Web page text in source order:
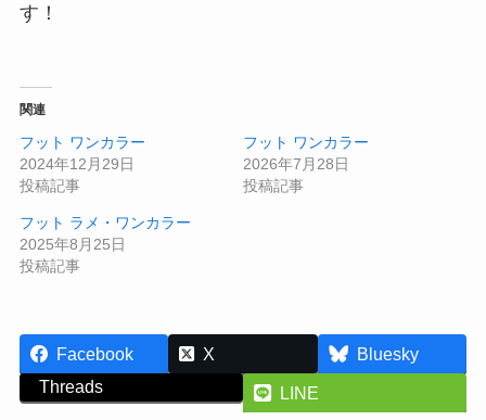
す！
関連
フット ワンカラー
2024年12月29日
投稿記事
フット ワンカラー
2026年7月28日
投稿記事
フット ラメ・ワンカラー
2025年8月25日
投稿記事
Facebook X
Bluesky
Threads
LINE